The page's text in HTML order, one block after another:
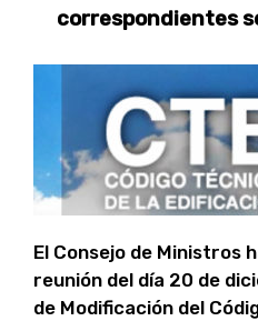
correspondientes
El Consejo de Ministros
reunión del día 20 de
de Modificación del